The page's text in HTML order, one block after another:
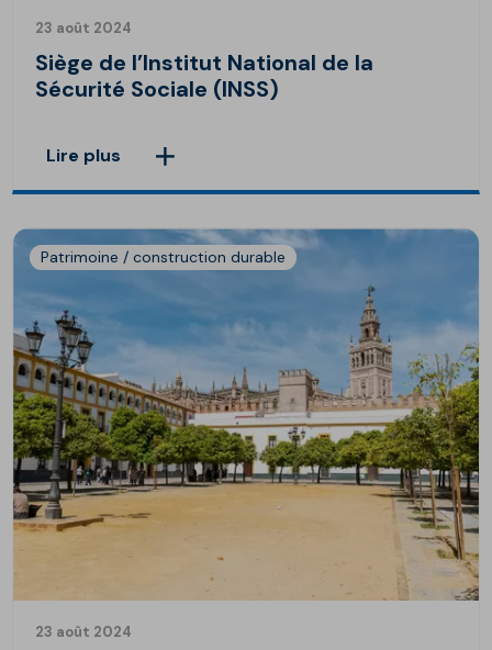
23 août 2024
Siège de l’Institut National de la
Sécurité Sociale (INSS)
Lire plus
Patrimoine / construction durable
23 août 2024